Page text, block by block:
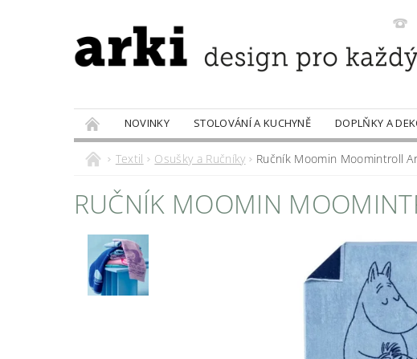
NOVINKY STOLOVÁNÍ A KUCHYNĚ DOPLŇKY A
PRODÁVANÉ ZNAČKY
DOBROTY
Textil Osušky a Ručníky Ručník Moomin Moomintroll
RUČNÍK MOOMIN